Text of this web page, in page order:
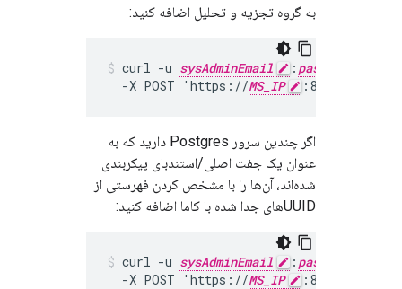
به گروه تجزیه و تحلیل اضافه کنید:
curl -u sysAdminEmail : passWord
  -X POST 'https://
MS_IP :8080/v1/
اگر چندین سرور Postgres دارید که به
عنوان یک جفت اصلی/استندبای پیکربندی
شده‌اند، آن‌ها را با مشخص کردن فهرستی از
UUID‌های جدا شده با کاما اضافه کنید:
curl -u sysAdminEmail : passWord
  -X POST 'https://
MS_IP :8080/v1/